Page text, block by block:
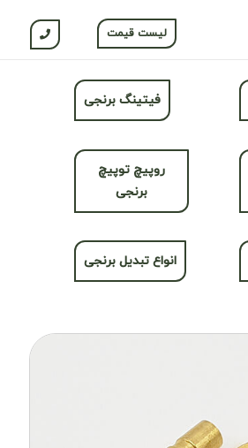
لیست قیمت
فیتینگ برنجی
روپیچ توپیچ
برنجی
انواع تبدیل برنجی